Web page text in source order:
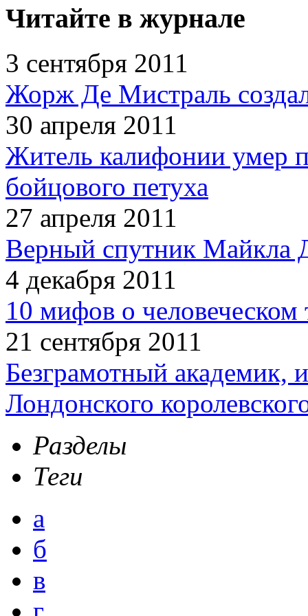
Читайте в журнале
3 сентября 2011
Жорж Де Мистраль
30 апреля 2011
Житель калифонии умер
бойцового петуха
27 апреля 2011
Верный спутник Майкла
4 декабря 2011
10 мифов о человеческом
21 сентября 2011
Безграмотный академик,
Лондонского
Разделы
Теги
а
б
в